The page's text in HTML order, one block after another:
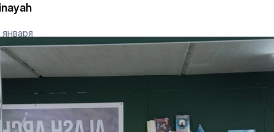
января